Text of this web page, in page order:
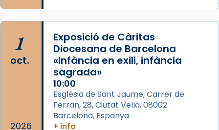
1
oct.
2026
Exposició de Càritas
Diocesana de Barcelona
«Infància en exili, infància
sagrada»
10:00
Església de Sant Jaume, Carrer de
Ferran, 28, Ciutat Vella, 08002
Barcelona, Espanya
+ info